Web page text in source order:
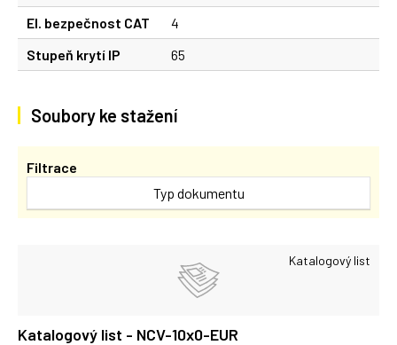
El. bezpečnost CAT
4
Stupeň krytí IP
65
Soubory ke stažení
Filtrace
Typ dokumentu
Katalogový list
Katalogový list - NCV-10x0-EUR